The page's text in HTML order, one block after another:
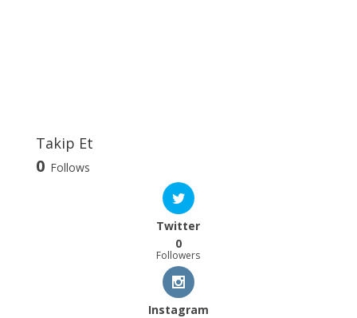
Takip Et
0 Follows
Twitter
0
Followers
Instagram